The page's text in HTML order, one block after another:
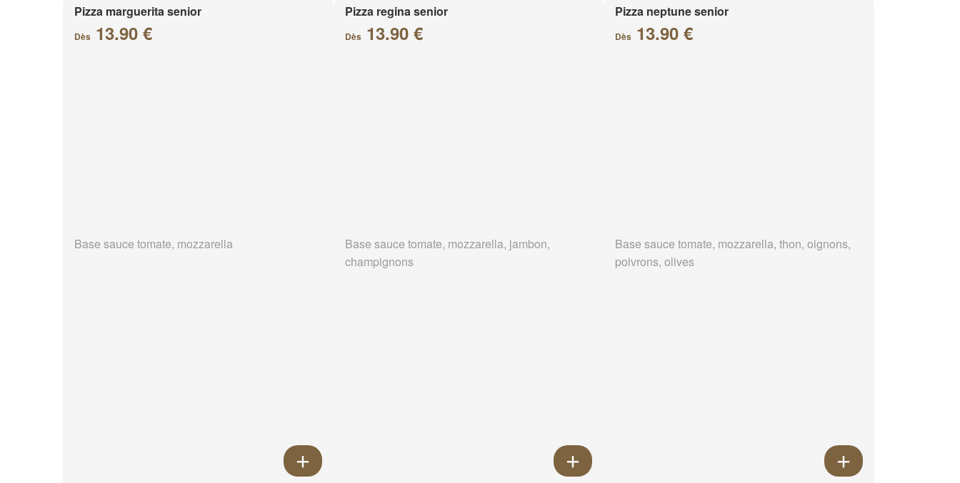
Pizza marguerita senior
Dès 13.90 €
Base sauce tomate, mozzarella
Pizza regina senior
Dès 13.90 €
Base sauce tomate, mozzarella, jambon,
champignons
Pizza neptune senior
Dès 13.90 €
Base sauce tomate, mozzarella, thon, oignons,
poivrons, olives